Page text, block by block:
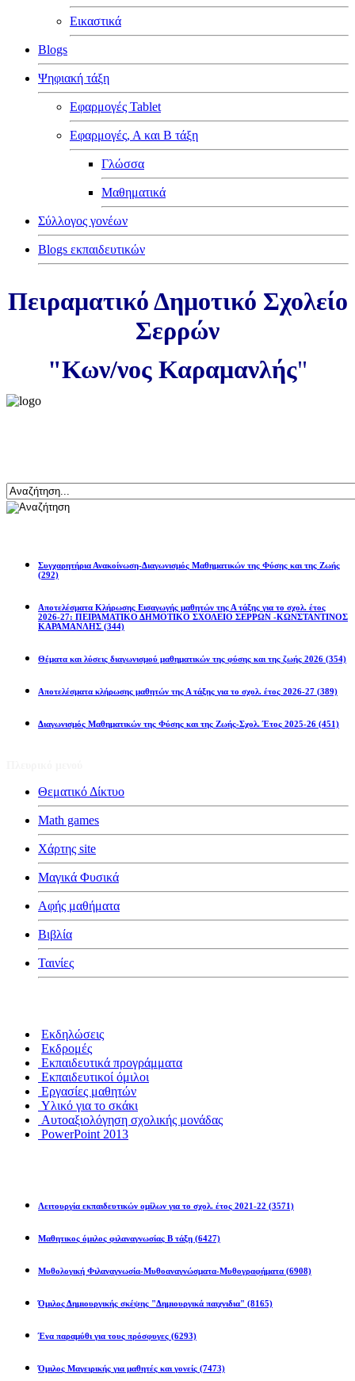
Εικαστικά
Blogs
Ψηφιακή τάξη
Εφαρμογές Tablet
Εφαρμογές, Α και Β τάξη
Γλώσσα
Μαθηματικά
Σύλλογος γονέων
Blogs εκπαιδευτικών
Πειραματικό Δημοτικό Σχολείο
Σερρών
"Κων/νος Καραμανλής"
Συγχαρητήρια Ανακοίνωση-Διαγωνισμός Μαθηματικών της Φύσης και της Ζωής
(292)
Αποτελέσματα Κλήρωσης Εισαγωγής μαθητών της Α τάξης για το σχολ. έτος
2026-27: ΠΕΙΡΑΜΑΤΙΚΟ ΔΗΜΟΤΙΚΟ ΣΧΟΛΕΙΟ ΣΕΡΡΩΝ -ΚΩΝΣΤΑΝΤΙΝΟΣ
ΚΑΡΑΜΑΝΛΗΣ (344)
Θέματα και λύσεις διαγωνισμού μαθηματικών της φύσης και της ζωής 2026 (354)
Αποτελέσματα κλήρωσης μαθητών της Α τάξης για το σχολ. έτος 2026-27 (389)
Διαγωνισμός Μαθηματικών της Φύσης και της Ζωής-Σχολ. Έτος 2025-26 (451)
Θεματικό Δίκτυο
Math games
Χάρτης site
Μαγικά Φυσικά
Αφής μαθήματα
Βιβλία
Ταινίες
Εκδηλώσεις
Εκδρομές
Εκπαιδευτικά προγράμματα
Εκπαιδευτικοί όμιλοι
Εργασίες μαθητών
Υλικό για το σκάκι
Αυτοαξιολόγηση σχολικής μονάδας
PowerPoint 2013
Λειτουργία εκπαιδευτικών ομίλων για το σχολ. έτος 2021-22 (3571)
Μαθητικος όμιλος φιλαναγνωσίας Β τάξη (6427)
Μυθολογική Φιλαναγνωσία-Μυθοαναγνώσματα-Μυθογραφήματα (6908)
Όμιλος Δημιουργικής σκέψης "Δημιουργικά παιχνιδια" (8165)
Ένα παραμύθι για τους πρόσφυγες (6293)
Όμιλος Μαγειρικής για μαθητές και γονείς (7473)